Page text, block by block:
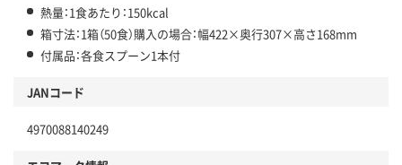
熱量：1食あたり：150kcal
箱寸法：1箱（50食）購入の場合：幅422×奥行307×高さ168mm
付属品：各食スプーン1本付
JANコード
4970088140249